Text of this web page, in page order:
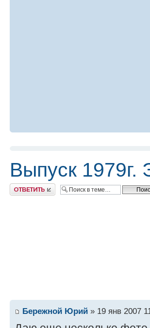
Выпуск
Ответить
Бережной Юрий » 19 янв 2007